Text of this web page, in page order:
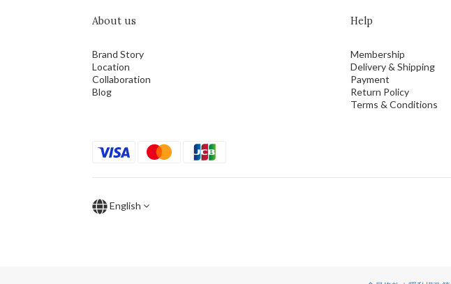
About us
Brand Story
Location
Collaboration
Blog
Help
Membership
Delivery & Shipping
Payment
Return Policy
Terms & Conditions
English